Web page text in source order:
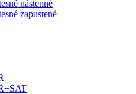
nástenné
zapustené